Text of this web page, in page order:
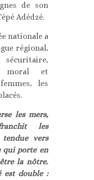
de son
Adédzé.
nationale a
régional,
sécuritaire,
moral et
les
les mers,
les
tendue vers
qui porte en
la nôtre.
est double :